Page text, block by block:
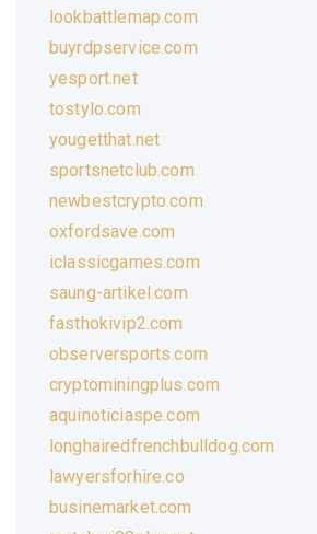
lookbattlemap.com
buyrdpservice.com
yesport.net
tostylo.com
yougetthat.net
sportsnetclub.com
newbestcrypto.com
oxfordsave.com
iclassicgames.com
saung-artikel.com
fasthokivip2.com
observersports.com
cryptominingplus.com
aquinoticiaspe.com
longhairedfrenchbulldog.com
lawyersforhire.co
businemarket.com